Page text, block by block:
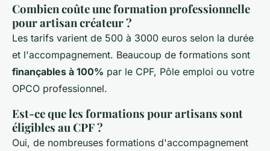
Combien coûte une formation professionnelle
pour artisan créateur ?
Les tarifs varient de 500 à 3000 euros selon la durée
et l'accompagnement. Beaucoup de formations sont
finançables à 100% par le CPF, Pôle emploi ou votre
OPCO professionnel.
Est-ce que les formations pour artisans sont
éligibles au CPF ?
Oui, de nombreuses formations d'accompagnement